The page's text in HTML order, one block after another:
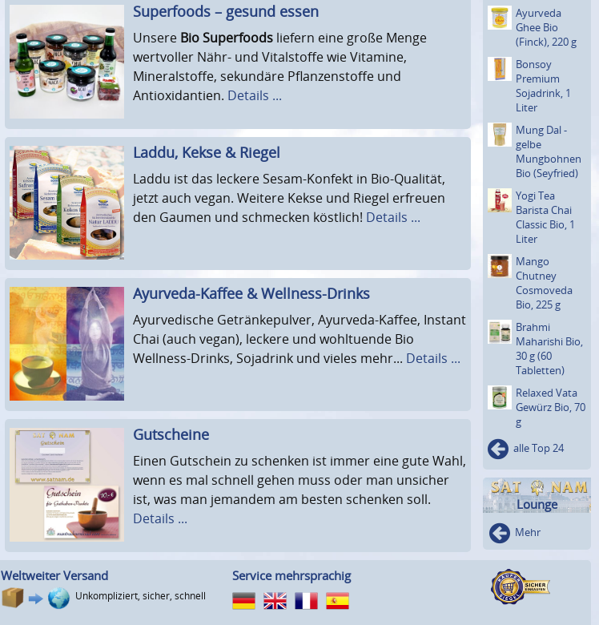
Superfoods – gesund essen
Unsere Bio Superfoodsliefern eine große Menge
wertvoller Nähr- und Vitalstoffe wie Vitamine,
Mineralstoffe, sekundäre Pflanzenstoffe und
Antioxidantien. Details ...
Laddu, Kekse & Riegel
Laddu ist das leckere Sesam-Konfekt in Bio-Qualität,
jetzt auch vegan. Weitere Kekse und Riegel erfreuen
den Gaumen und schmecken köstlich! Details ...
Ayurveda-Kaffee & Wellness-Drinks
Ayurvedische Getränkepulver, Ayurveda-Kaffee, Instant
Chai (auch vegan), leckere und wohltuende Bio
Wellness-Drinks, Sojadrink und vieles mehr... Details ...
Gutscheine
Einen Gutschein zu schenken ist immer eine gute Wahl,
wenn es mal schnell gehen muss oder man unsicher
ist, was man jemandem am besten schenken soll.
Details ...
Ayurveda
Ghee Bio
(Finck), 220 g
Bonsoy
Premium
Sojadrink, 1
Liter
Mung Dal -
gelbe
Mungbohnen
Bio (Seyfried)
Yogi Tea
Barista Chai
Classic Bio, 1
Liter
Mango
Chutney
Cosmoveda
Bio, 225 g
Brahmi
Maharishi Bio,
30 g (60
Tabletten)
Relaxed Vata
Gewürz Bio, 70
g
alle Top 24
Lounge
Mehr
Weltweiter Versand
Unkompliziert, sicher, schnell
Service mehrsprachig